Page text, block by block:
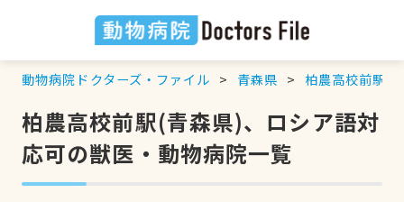
動物病院ドクターズ・ファイル 青森県 柏農高校前駅
柏農高校前駅(青森県)、ロシア語対
応可の獣医・動物病院一覧